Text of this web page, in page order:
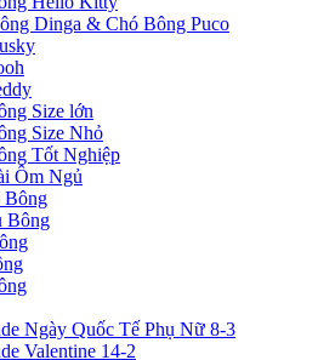
Dinga & Chó Bông Puco
Size lớn
Size Nhỏ
Tốt Nghiệp
Ôm Ngủ
Bông
Bông
Ngày Quốc Tế Phụ Nữ 8-3
Valentine 14-2